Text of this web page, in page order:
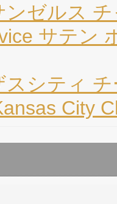
ンゼルス
サテン
スシティ
City